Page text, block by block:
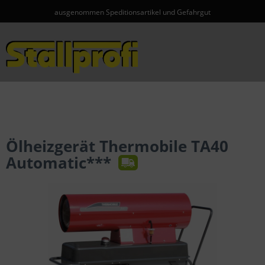
ausgenommen Speditionsartikel und Gefahrgut
Ölheizgerät Thermobile TA40
Automatic***